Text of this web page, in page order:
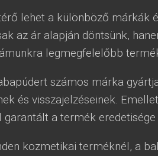
lehet a különböző márkák
az ár alapján döntsünk,
legmegfelelőbb
számos márka
és visszajelzéseinek.
a termék eredetisége
kozmetikai terméknél, a